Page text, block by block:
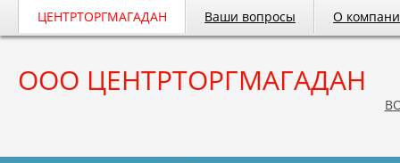
ЦЕНТРТОРГМАГАДАН Ваши вопросы О
ООО ЦЕНТРТОРГМАГАДАН